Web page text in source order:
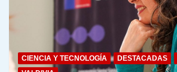
CIENCIA Y TECNOLOGÍA DESTACADAS